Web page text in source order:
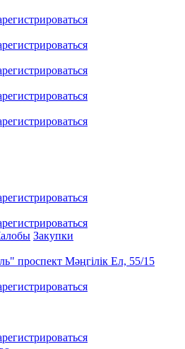
Закупки
проспект Мәңгілік Ел, 55/15